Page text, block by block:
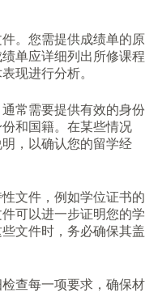
。您需提供成绩单的原
单应详细列出所修课程
现进行分析。
常需要提供有效的身份
和国籍。在某些情况
，以确认您的留学经
文件，例如学位证书的
可以进一步证明您的学
文件时，务必确保其盖
查每一项要求，确保材